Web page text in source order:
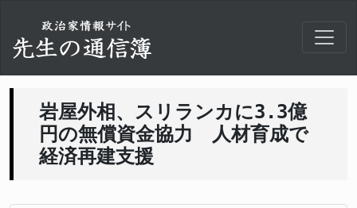
岩屋外相、スリランカに3.3億
円の無償資金協力 人材育成で
経済再建支援